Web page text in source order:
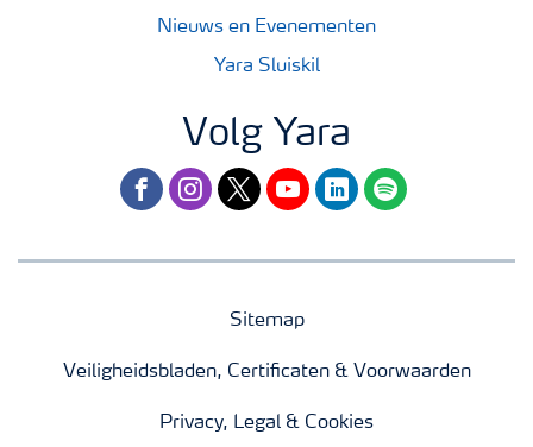
Nieuws en Evenementen
Yara Sluiskil
Volg Yara
facebookinstagram
twitteryoutubelinkedinspotify
Sitemap
Veiligheidsbladen, Certificaten & Voorwaarden
Privacy, Legal & Cookies